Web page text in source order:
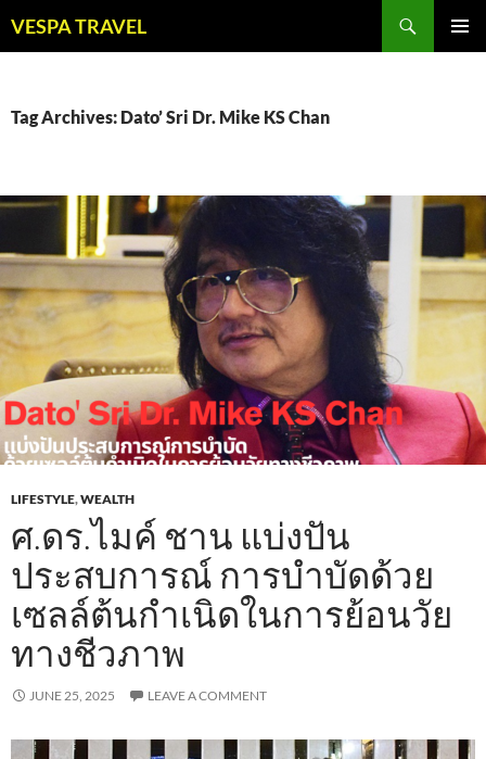
toVESPA TRAVEL
Tag Archives: Dato’ Sri Dr. Mike KS Chan
LIFESTYLE,WEALTH
ศ.ดร.ไมค์ ชาน แบ่งปัน
ประสบการณ์ การบำบัดด้วย
เซลล์ต้นกำเนิดในการย้อนวัย
ทางชีวภาพ
JUNE 25, 2025 LEAVE A COMMENT